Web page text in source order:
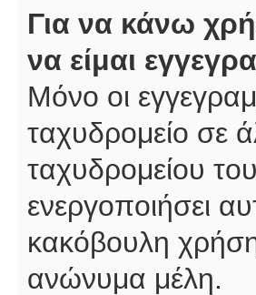
Για να κάνω
να είμαι
Μόνο οι
ταχυδρομείο σε
ταχυδρομείου
ενεργοποιήσει
κακόβουλη
ανώνυμα μέλη.